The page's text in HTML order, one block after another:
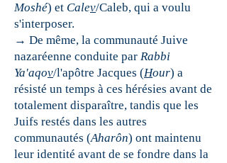
Moshé) et Calev/Caleb, qui a voulu
s'interposer.
→ De même, la communauté Juive
nazaréenne conduite par Rabbi
Ya'aqov/l'apôtre Jacques (Hour) a
résisté un temps à ces hérésies avant de
totalement disparaître, tandis que les
Juifs restés dans les autres
communautés (Aharôn) ont maintenu
leur identité avant de se fondre dans la